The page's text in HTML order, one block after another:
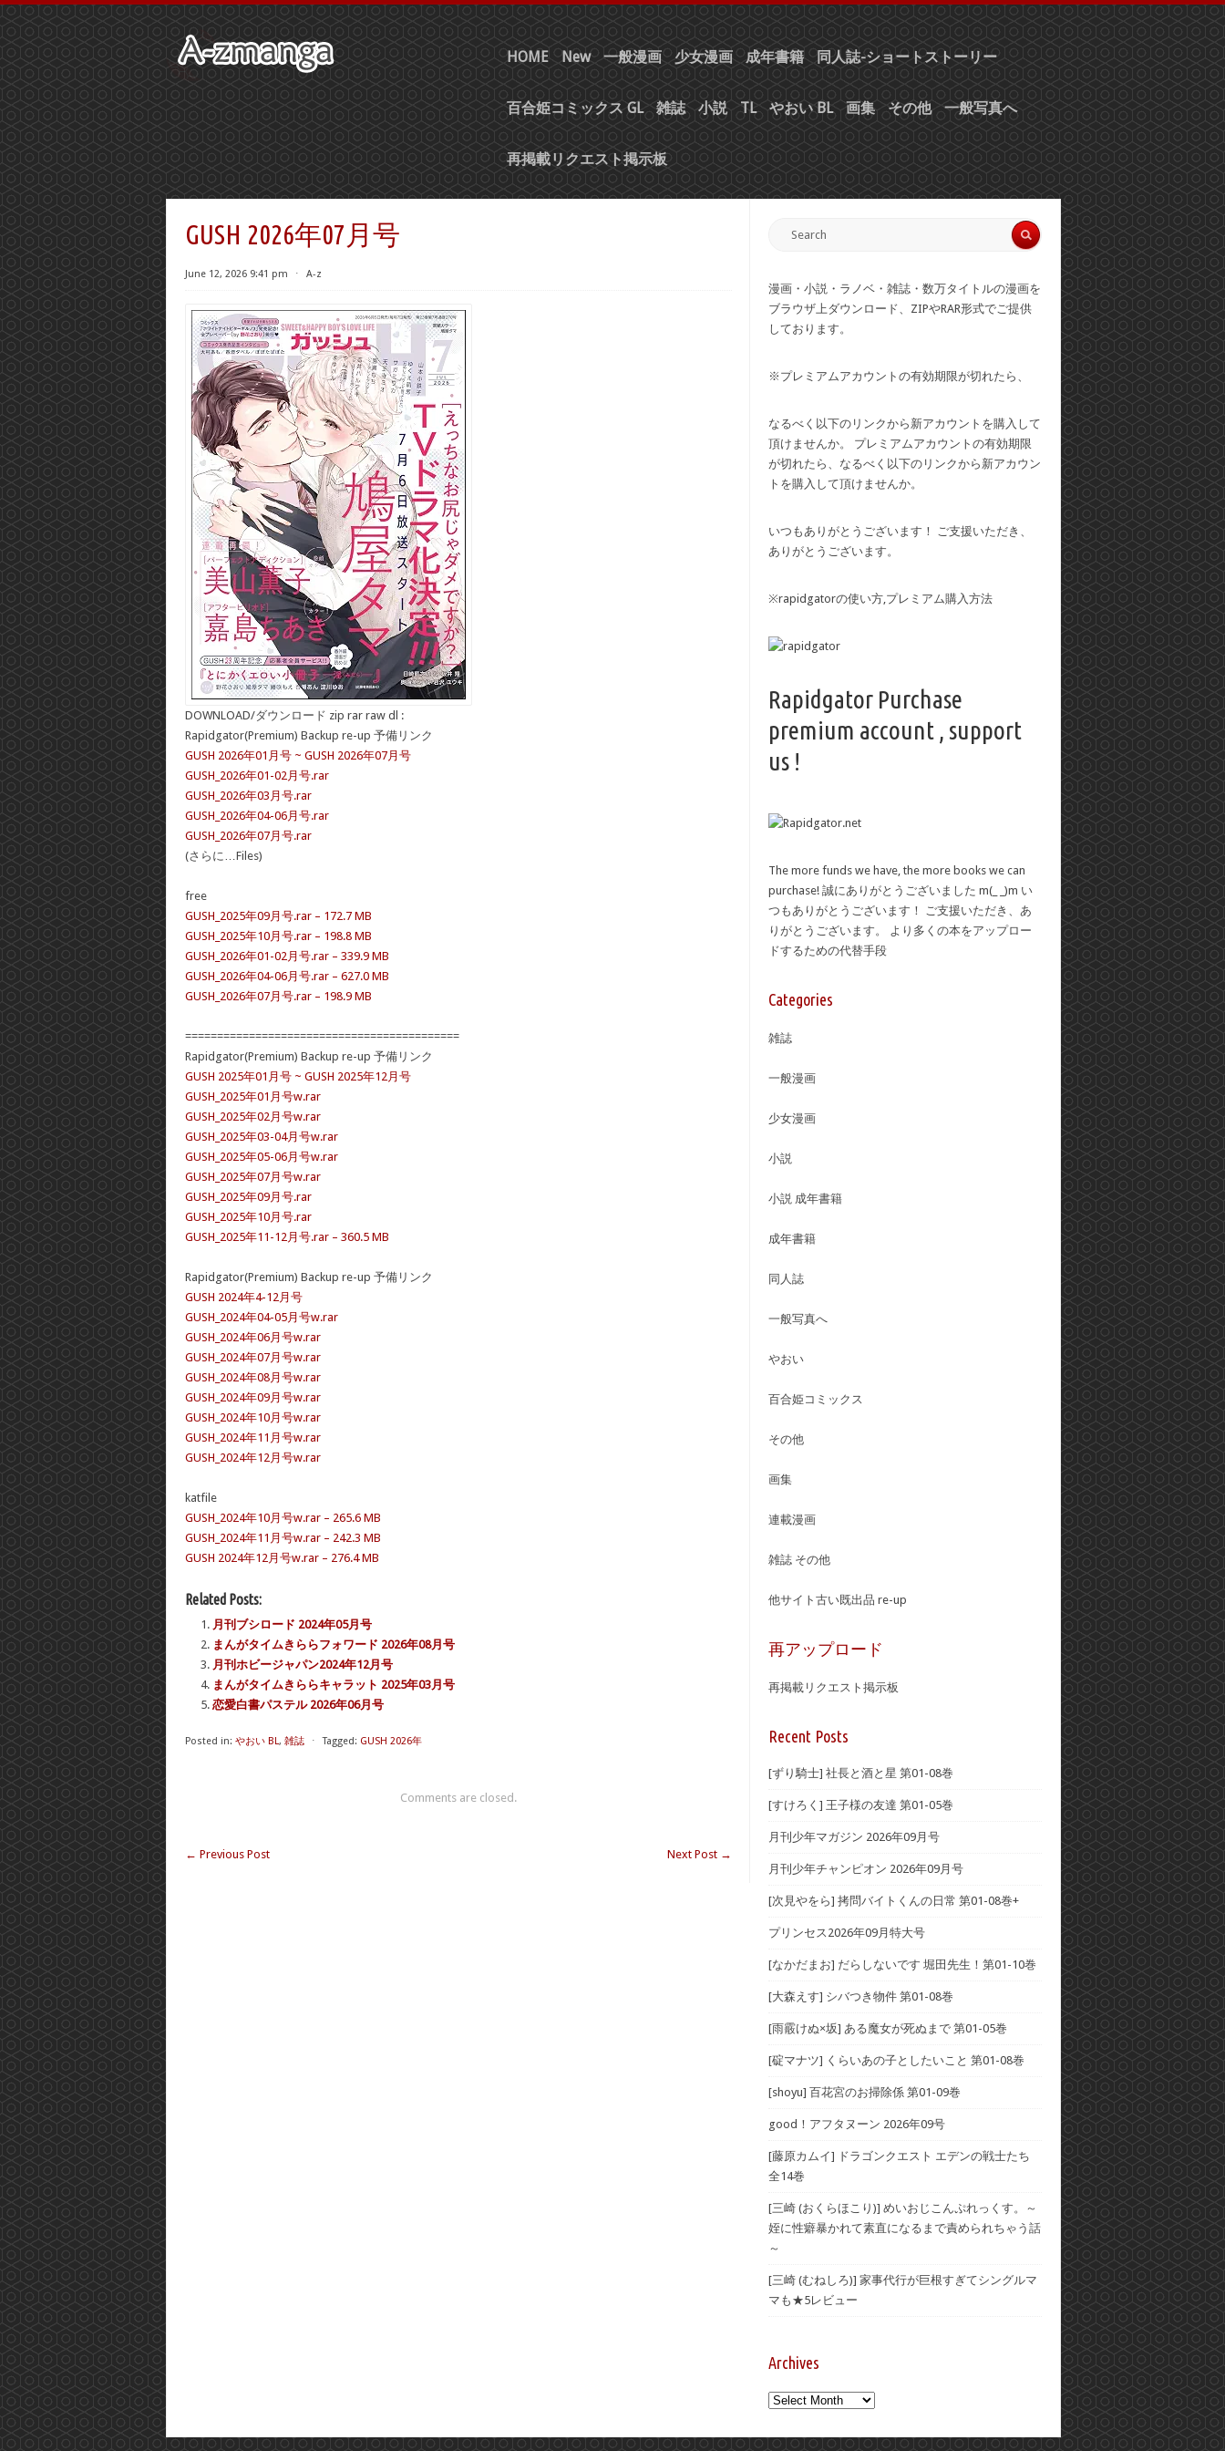
HOME New 一般漫画 少女漫画 成年書籍 同人誌-ショートストーリー
百合姫コミックス GL 雑誌 小説 TL やおい BL 画集 その他 一般写真へ
再掲載リクエスト掲示板
GUSH 2026年07月号
June 12, 2026 9:41 pm ⋅ A-z
DOWNLOAD/ダウンロード zip rar raw dl :
Rapidgator(Premium) Backup re-up 予備リンク
GUSH 2026年01月号 ~ GUSH 2026年07月号
GUSH_2026年01-02月号.rar
GUSH_2026年03月号.rar
GUSH_2026年04-06月号.rar
GUSH_2026年07月号.rar
(さらに…Files)
free
GUSH_2025年09月号.rar – 172.7 MB
GUSH_2025年10月号.rar – 198.8 MB
GUSH_2026年01-02月号.rar – 339.9 MB
GUSH_2026年04-06月号.rar – 627.0 MB
GUSH_2026年07月号.rar – 198.9 MB
===========================================
Rapidgator(Premium) Backup re-up 予備リンク
GUSH 2025年01月号 ~ GUSH 2025年12月号
GUSH_2025年01月号w.rar
GUSH_2025年02月号w.rar
GUSH_2025年03-04月号w.rar
GUSH_2025年05-06月号w.rar
GUSH_2025年07月号w.rar
GUSH_2025年09月号.rar
GUSH_2025年10月号.rar
GUSH_2025年11-12月号.rar – 360.5 MB
Rapidgator(Premium) Backup re-up 予備リンク
GUSH 2024年4-12月号
GUSH_2024年04-05月号w.rar
GUSH_2024年06月号w.rar
GUSH_2024年07月号w.rar
GUSH_2024年08月号w.rar
GUSH_2024年09月号w.rar
GUSH_2024年10月号w.rar
GUSH_2024年11月号w.rar
GUSH_2024年12月号w.rar
katfile
GUSH_2024年10月号w.rar – 265.6 MB
GUSH_2024年11月号w.rar – 242.3 MB
GUSH 2024年12月号w.rar – 276.4 MB
Related Posts:
月刊ブシロード 2024年05月号
まんがタイムきららフォワード 2026年08月号
月刊ホビージャパン2024年12月号
まんがタイムきららキャラット 2025年03月号
恋愛白書パステル 2026年06月号
Posted in: やおい BL, 雑誌 ⋅ Tagged: GUSH 2026年
Comments are closed.
← Previous Post Next Post →
漫画・小説・ラノベ・雑誌・数万タイトルの漫画を
ブラウザ上ダウンロード、ZIPやRAR形式でご提供
しております。
※プレミアムアカウントの有効期限が切れたら、
なるべく以下のリンクから新アカウントを購入して
頂けませんか。 プレミアムアカウントの有効期限
が切れたら、なるべく以下のリンクから新アカウン
トを購入して頂けませんか。
いつもありがとうございます！ ご支援いただき、
ありがとうございます。
※rapidgatorの使い方,プレミアム購入方法
Rapidgator Purchase
premium account , support
us !
The more funds we have, the more books we can
purchase! 誠にありがとうございました m(_ _)m い
つもありがとうございます！ ご支援いただき、あ
りがとうございます。 より多くの本をアップロー
ドするための代替手段
Categories
雑誌
一般漫画
少女漫画
小説
小説 成年書籍
成年書籍
同人誌
一般写真へ
やおい
百合姫コミックス
その他
画集
連載漫画
雑誌 その他
他サイト古い既出品 re-up
再アップロード
再掲載リクエスト掲示板
Recent Posts
[ずり騎士] 社長と酒と星 第01-08巻
[すけろく] 王子様の友達 第01-05巻
月刊少年マガジン 2026年09月号
月刊少年チャンピオン 2026年09月号
[次見やをら] 拷問バイトくんの日常 第01-08巻+
プリンセス2026年09月特大号
[なかだまお] だらしないです 堀田先生！第01-10巻
[大森えす] シバつき物件 第01-08巻
[雨霰けぬ×坂] ある魔女が死ぬまで 第01-05巻
[碇マナツ] くらいあの子としたいこと 第01-08巻
[shoyu] 百花宮のお掃除係 第01-09巻
good！アフタヌーン 2026年09号
[藤原カムイ] ドラゴンクエスト エデンの戦士たち
全14巻
[三崎 (おくらほこり)] めいおじこんぷれっくす。～
姪に性癖暴かれて素直になるまで責められちゃう話
～
[三崎 (むねしろ)] 家事代行が巨根すぎてシングルマ
マも★5レビュー
Archives
Archives